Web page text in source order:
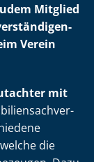
Mitglied
Verein
mit
die